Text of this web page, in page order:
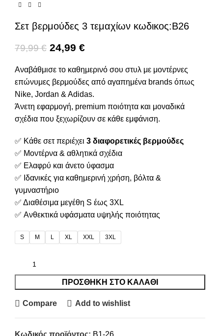
Σετ βερμούδες 3 τεμαχίων κωδικος:Β26
79,99€ 24,99 €
Αναβάθμισε το καθημερινό σου στυλ με μοντέρνες
επώνυμες βερμούδες από αγαπημένα brands όπως
Nike, Jordan & Adidas.
Άνετη εφαρμογή, premium ποιότητα και μοναδικά
σχέδια που ξεχωρίζουν σε κάθε εμφάνιση.
✅ Κάθε σετ περιέχει 3 διαφορετικές βερμούδες
✅ Μοντέρνα & αθλητικά σχέδια
✅ Ελαφρύ και άνετο ύφασμα
✅ Ιδανικές για καθημερινή χρήση, βόλτα &
γυμναστήριο
✅ Διαθέσιμα μεγέθη S έως 3XL
✅ Ανθεκτικά υφάσματα υψηλής ποιότητας
S M L XL XXL 3XL
ΠΡΟΣΘΉΚΗ ΣΤΟ ΚΑΛΆΘΙ
Compare Add to wishlist
Κωδικός προϊόντος: B1-26